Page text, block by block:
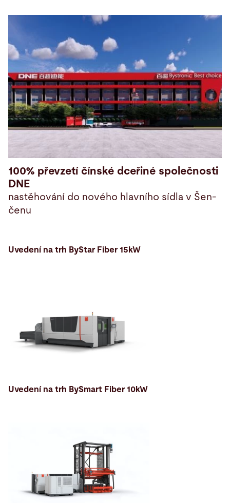
100% převzetí čínské dceřiné společnosti
DNE
nastěhování do nového hlavního sídla v Šen-
čenu
Uvedení na trh ByStar Fiber 15kW
Uvedení na trh BySmart Fiber 10kW